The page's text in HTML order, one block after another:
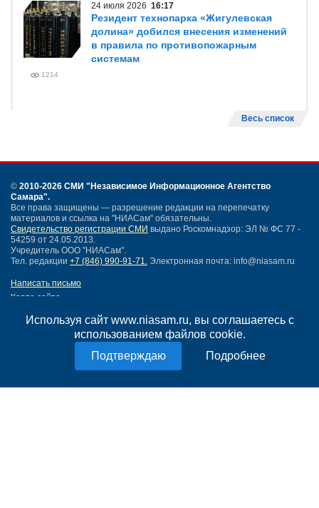
Используя сайт www.niasam.ru, вы соглашаетесь с
использованием файлов cookie.
Подробнее
24 июля 2026 16:17
Резидент технопарка «Жигулевская
долина» добился внесения изменений
в правила по противопожарным
системам
1214
Весь список
© 2010-2026 СМИ "Независимое Информационное Агентство
Самара".
Все права защищены — разрешение редакции на перепечатку
материалов и ссылка на "НИАСам" обязательны.
Свидетельство регистрации СМИ выдано Роскомнадзор: ЭЛ № ФС 77 -
54259 от 24.05.2013.
Учредитель ООО "НИАСам".
Тел. редакции +7 (846) 990-91-71. Электронная почта: info@niasam.ru
Написать письмо
Карта сайта
Политика конфиденциальности
Согласие на обработку персональных данных